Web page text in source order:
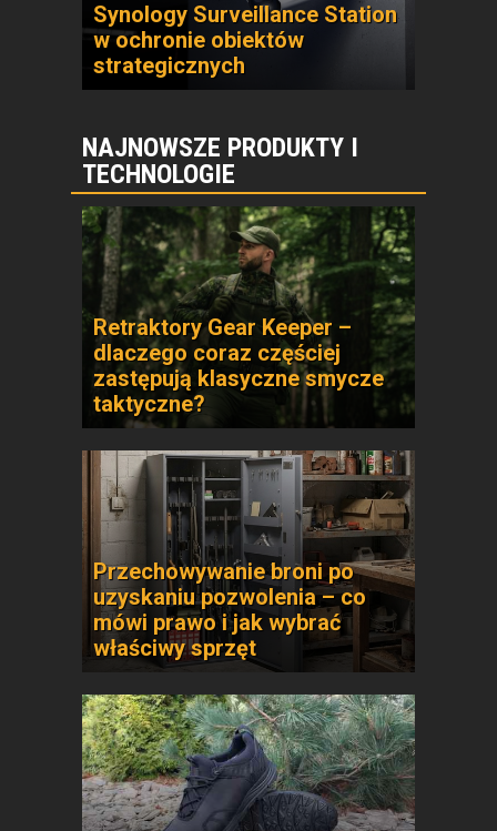
Synology Surveillance Station
w ochronie obiektów
strategicznych
NAJNOWSZE PRODUKTY I
TECHNOLOGIE
Retraktory Gear Keeper –
dlaczego coraz częściej
zastępują klasyczne smycze
taktyczne?
Przechowywanie broni po
uzyskaniu pozwolenia – co
mówi prawo i jak wybrać
właściwy sprzęt